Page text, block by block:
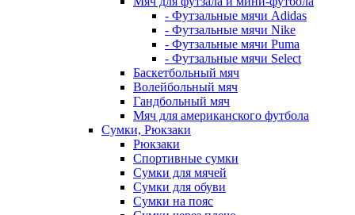
- Футзальные мячи Adidas
- Футзальные мячи Nike
- Футзальные мячи Puma
- Футзальные мячи Select
Баскетбольный мяч
Волейбольный мяч
Гандбольный мяч
Мяч для американского футбола
Сумки, Рюкзаки
Рюкзаки
Спортивные сумки
Сумки для мячей
Сумки для обуви
Сумки на пояс